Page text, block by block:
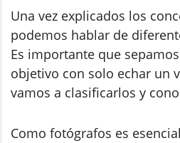
Una vez explicados los
podemos hablar de
Es importante que
objetivo con solo echar un
vamos a clasificarlos y
Como fotógrafos es